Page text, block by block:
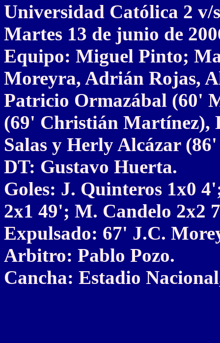
Universidad Católica 2
Martes 13 de junio de
Equipo: Miguel Pinto;
Moreyra, Adrián Rojas,
Patricio Ormazábal (60'
(69' Christián Martínez),
Salas y Herly Alcázar
DT: Gustavo Huerta.
Goles: J. Quinteros 1x0
2x1 49'; M. Candelo 2x2
Expulsado: 67' J.C.
Arbitro: Pablo Pozo.
Cancha: Estadio